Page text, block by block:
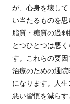
が、心身を壊し
い当たるものを
脂質・糖質の過
とつひとつは悪
す。これらの要因
治療のための通
になります。人
悪い習慣を減ら